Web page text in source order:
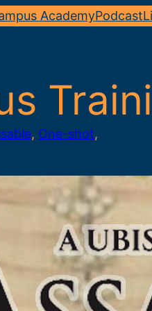
AcademyPodcast
, One-shot